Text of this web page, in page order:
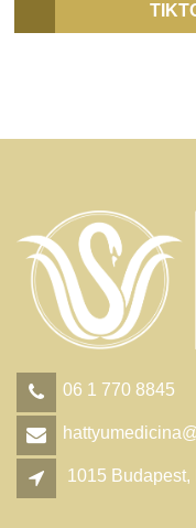
06 1 770 8845
1015 Budapest,